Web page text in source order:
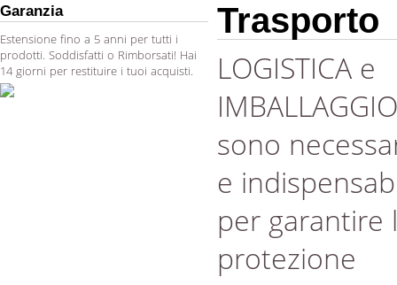
Garanzia
Estensione fino a 5 anni per tutti i
prodotti. Soddisfatti o Rimborsati! Hai
14 giorni per restituire i tuoi acquisti.
Trasporto
LOGISTICA e
IMBALLAGGIO
sono
e
per garantire
protezione